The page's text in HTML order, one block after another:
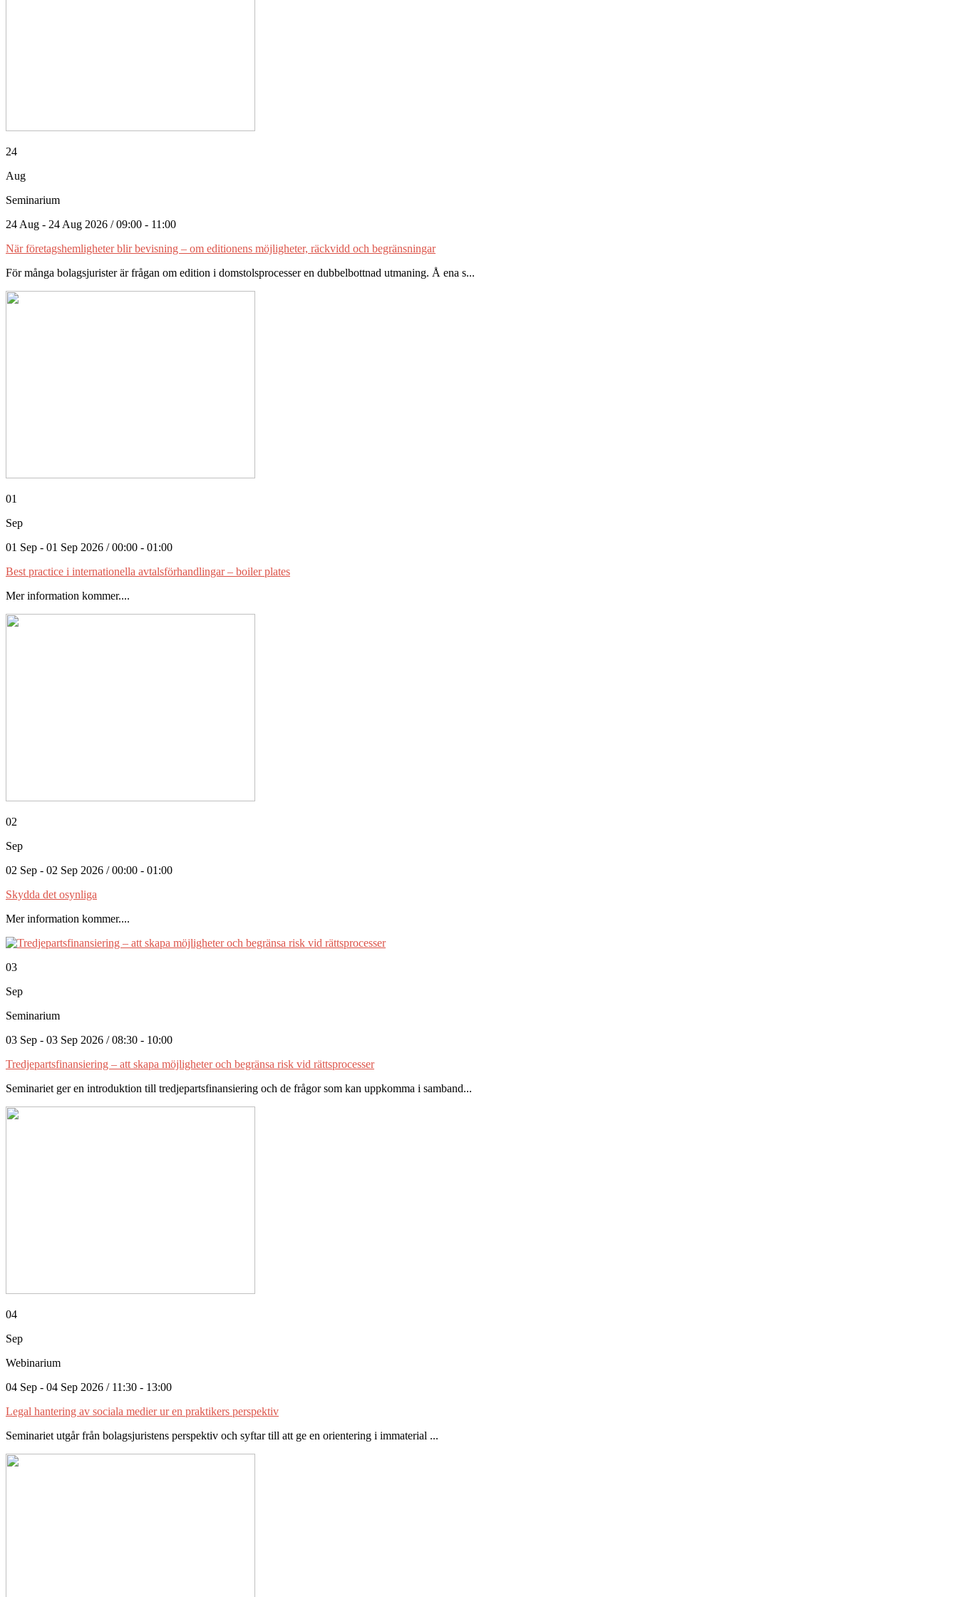
24
Aug
Seminarium
24 Aug - 24 Aug 2026 / 09:00 - 11:00
När företagshemligheter blir bevisning – om editionens möjligheter, räckvidd och begränsningar
För många bolagsjurister är frågan om edition i domstolsprocesser en dubbelbottnad utmaning. Å ena s...
01
Sep
01 Sep - 01 Sep 2026 / 00:00 - 01:00
Best practice i internationella avtalsförhandlingar – boiler plates
Mer information kommer....
02
Sep
02 Sep - 02 Sep 2026 / 00:00 - 01:00
Skydda det osynliga
Mer information kommer....
03
Sep
Seminarium
03 Sep - 03 Sep 2026 / 08:30 - 10:00
Tredjepartsfinansiering – att skapa möjligheter och begränsa risk vid rättsprocesser
Seminariet ger en introduktion till tredjepartsfinansiering och de frågor som kan uppkomma i samband...
04
Sep
Webinarium
04 Sep - 04 Sep 2026 / 11:30 - 13:00
Legal hantering av sociala medier ur en praktikers perspektiv
Seminariet utgår från bolagsjuristens perspektiv och syftar till att ge en orientering i immaterial ...